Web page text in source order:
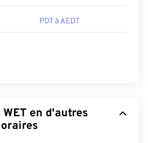
PDT à AEDT
en d'autres